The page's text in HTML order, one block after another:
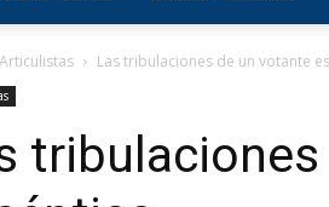
Articulistas Las tribulaciones de un votante